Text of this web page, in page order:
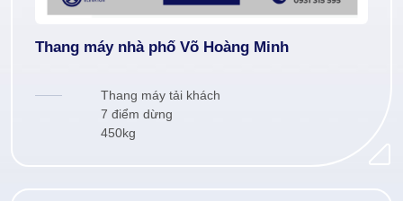
Thang máy nhà phố Võ Hoàng Minh
Thang máy tải khách
7 điểm dừng
450kg